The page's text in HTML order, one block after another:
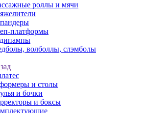
роллы и мячи
платформы
волболлы, слэмболы
и столы
и бочки
и боксы